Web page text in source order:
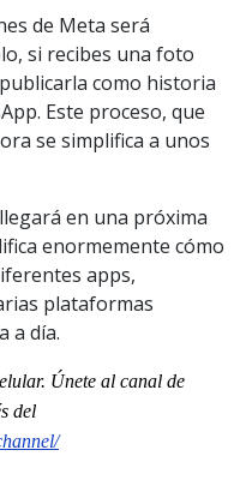
de Meta será
si recibes una foto
como historia
Este proceso, que
se simplifica a unos
en una próxima
enormemente cómo
apps,
plataformas
a día.
Únete al canal de
del